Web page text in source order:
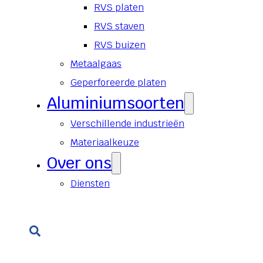
RVS platen
RVS staven
RVS buizen
Metaalgaas
Geperforeerde platen
Aluminiumsoorten
Verschillende industrieën
Materiaalkeuze
Over ons
Diensten